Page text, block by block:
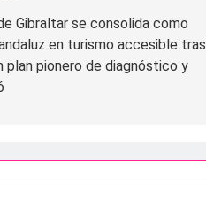
Gibraltar se consolida como
en turismo accesible tras
plan pionero de diagnóstico y